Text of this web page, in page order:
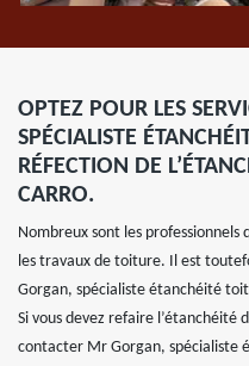
OPTEZ POUR LES
SPÉCIALISTE
RÉFECTION DE
CARRO.
Nombreux sont les
les travaux de toiture. Il est
Gorgan, spécialiste étanchéité
Si vous devez refaire l’étanchéité
contacter Mr Gorgan, spécialiste